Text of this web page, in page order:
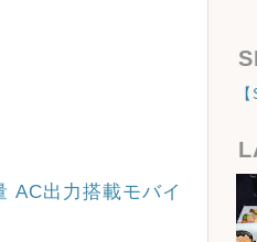
AC出力搭載モバイ